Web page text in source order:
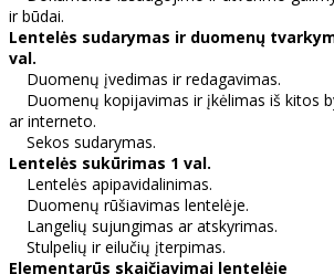
ir būdai.
Lentelės sudarymas ir duomenų
val.
Duomenų įvedimas ir redagavimas.
Duomenų kopijavimas ir įkėlimas iš kitos
ar interneto.
Sekos sudarymas.
Lentelės sukūrimas 1 val.
Lentelės apipavidalinimas.
Duomenų rūšiavimas lentelėje.
Langelių sujungimas ar atskyrimas.
Stulpelių ir eilučių įterpimas.
Elementarūs skaičiavimai lentelėje